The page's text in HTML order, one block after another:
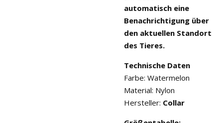
automatisch eine
Benachrichtigung über
den aktuellen Standort
des Tieres.
Technische Daten
Farbe: Watermelon
Material: Nylon
Hersteller: Collar